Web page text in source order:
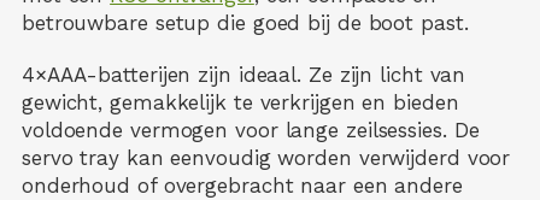
betrouwbare setup die goed bij de boot past.
4×AAA-batterijen zijn ideaal. Ze zijn licht van
gewicht, gemakkelijk te verkrijgen en bieden
voldoende vermogen voor lange zeilsessies. De
servo tray kan eenvoudig worden verwijderd voor
onderhoud of overgebracht naar een andere